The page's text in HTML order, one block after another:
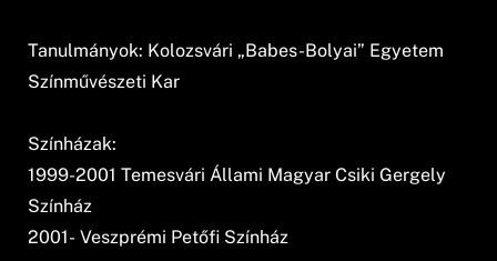
Tanulmányok: Kolozsvári „Babes-Bolyai” Egyetem
Színművészeti Kar
Színházak:
1999-2001 Temesvári Állami Magyar Csiki Gergely
Színház
2001- Veszprémi Petőfi Színház